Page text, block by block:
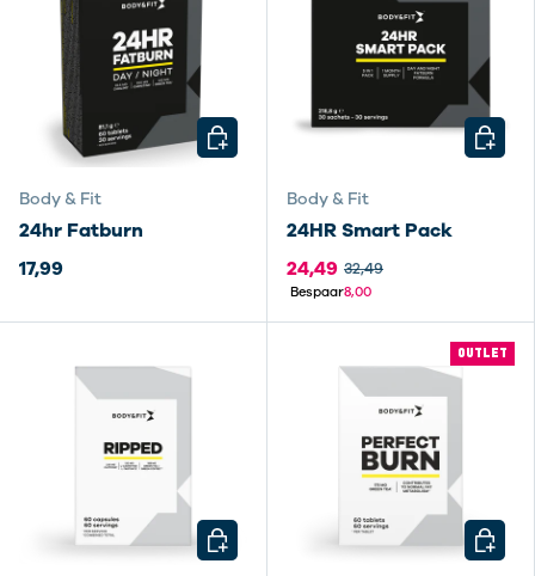
Body & Fit
24hr Fatburn
17,99
KIES MOGELIJKHEDEN
Body & Fit
24HR Smart Pack
24,49 32,49
Bespaar8,00
KIES
KIES MOGELIJKHEDEN
OUTLET
KIES